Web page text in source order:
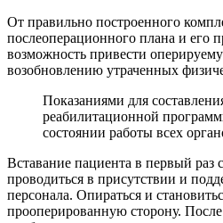
От правильно построенного
послеоперационного плана и его
возможность привести
возобновлению утраченных
Показаниями для
реабилитационной
состоянии работы всех
Вставание пациента в первый раз
проводиться в присутствии и
персонала. Опираться и
прооперированную сторону.